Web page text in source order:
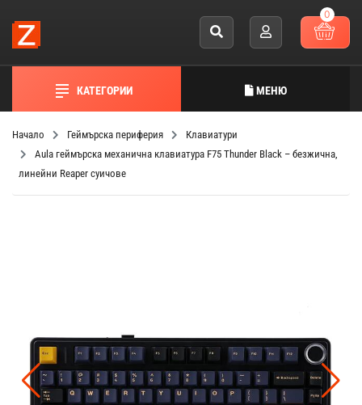
0
КАТЕГОРИИ МЕНЮ
Начало Геймърска периферия
Клавиатури
Aula геймърска механична клавиатура F75 Thunder Black – безжична,
линейни Reaper суичове